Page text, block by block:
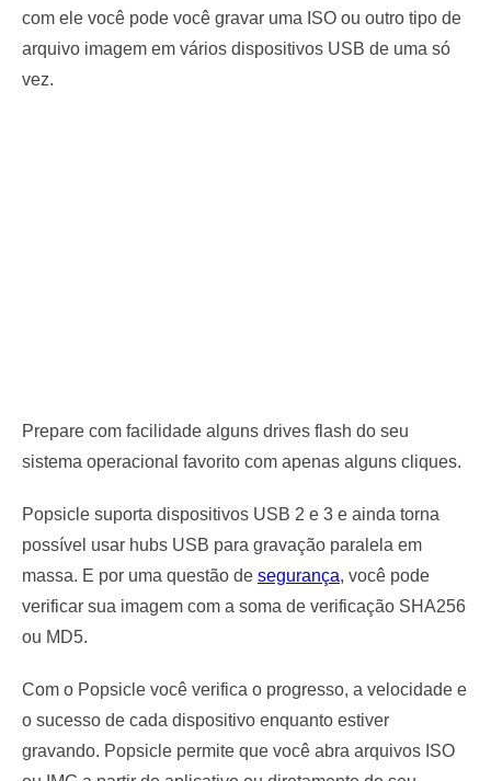
com ele você pode você gravar uma ISO ou outro tipo de
arquivo imagem em vários dispositivos USB de uma só
vez.
Prepare com facilidade alguns drives flash do seu
sistema operacional favorito com apenas alguns cliques.
Popsicle suporta dispositivos USB 2 e 3 e ainda torna
possível usar hubs USB para gravação paralela em
massa. E por uma questão de segurança, você pode
verificar sua imagem com a soma de verificação SHA256
ou MD5.
Com o Popsicle você verifica o progresso, a velocidade e
o sucesso de cada dispositivo enquanto estiver
gravando. Popsicle permite que você abra arquivos ISO